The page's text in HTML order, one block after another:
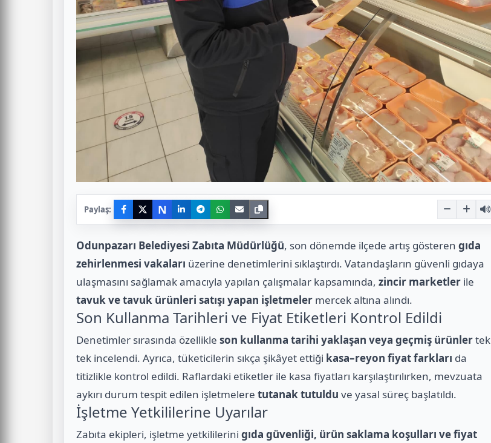
Paylaş: N
Odunpazarı Belediyesi Zabıta Müdürlüğü, son dönemde ilçede artış gösteren gıda
zehirlenmesi vakaları üzerine denetimlerini sıklaştırdı. Vatandaşların güvenli gıdaya
ulaşmasını sağlamak amacıyla yapılan çalışmalar kapsamında, zincir marketler ile
tavuk ve tavuk ürünleri satışı yapan işletmeler mercek altına alındı.
Son Kullanma Tarihleri ve Fiyat Etiketleri Kontrol Edildi
Denetimler sırasında özellikle son kullanma tarihi yaklaşan veya geçmiş ürünlertek
tek incelendi. Ayrıca, tüketicilerin sıkça şikâyet ettiği kasa–reyon fiyat farkları da
titizlikle kontrol edildi. Raflardaki etiketler ile kasa fiyatları karşılaştırılırken, mevzuata
aykırı durum tespit edilen işletmelere tutanak tutuldu ve yasal süreç başlatıldı.
İşletme Yetkililerine Uyarılar
Zabıta ekipleri, işletme yetkililerini gıda güvenliği, ürün saklama koşulları ve fiyat